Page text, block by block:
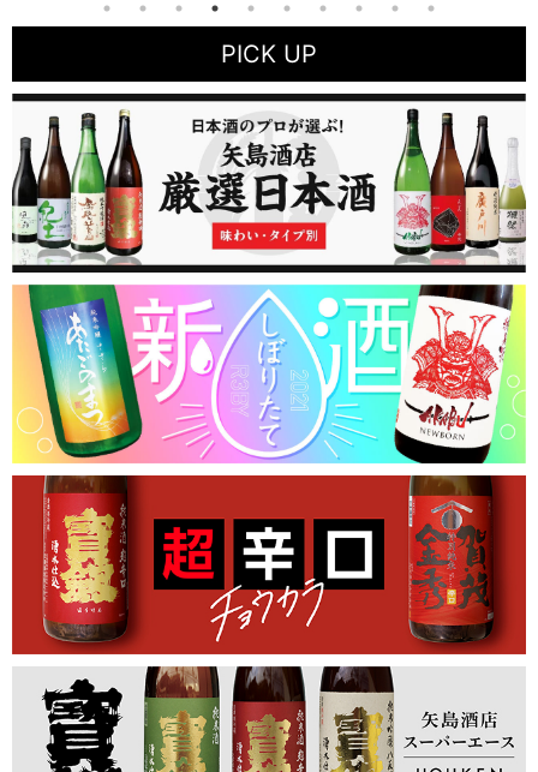
PICK UP